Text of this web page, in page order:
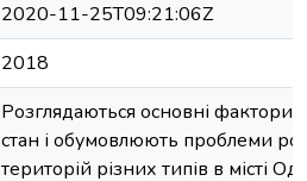
2020-11-25T09:21:06Z
2018
Розглядаються основні
стан і обумовлюють проблеми
територій різних типів в місті